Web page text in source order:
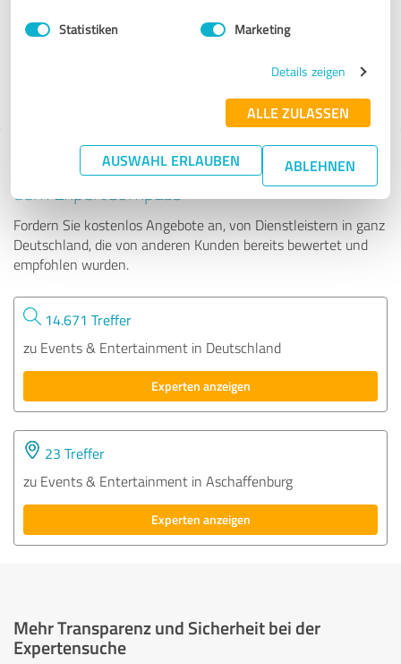
Statistiken Marketing
Details zeigen
ALLE ZULASSEN
AUSWAHL ERLAUBEN ABLEHNEN
Tipp: Die passenden Experten finden - mit
dem ExpertCompass
Fordern Sie kostenlos Angebote an, von Dienstleistern in ganz
Deutschland, die von anderen Kunden bereits bewertet und
empfohlen wurden.
14.671 Treffer
zu Events & Entertainment in Deutschland
Experten anzeigen
23 Treffer
zu Events & Entertainment in Aschaffenburg
Experten anzeigen
Mehr Transparenz und Sicherheit bei der
Expertensuche